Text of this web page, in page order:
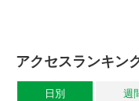
アクセスランキン
日別 週